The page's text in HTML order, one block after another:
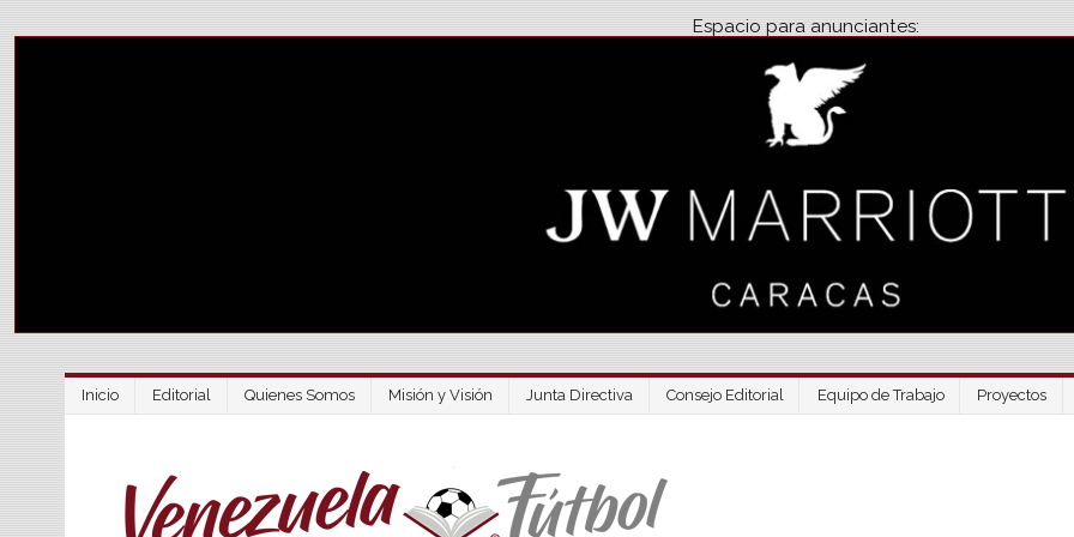
Espacio para anunciantes:
Inicio Editorial Quienes Somos Misión y Visión Junta Directiva Consejo Editorial Equipo de Trabajo Proyectos